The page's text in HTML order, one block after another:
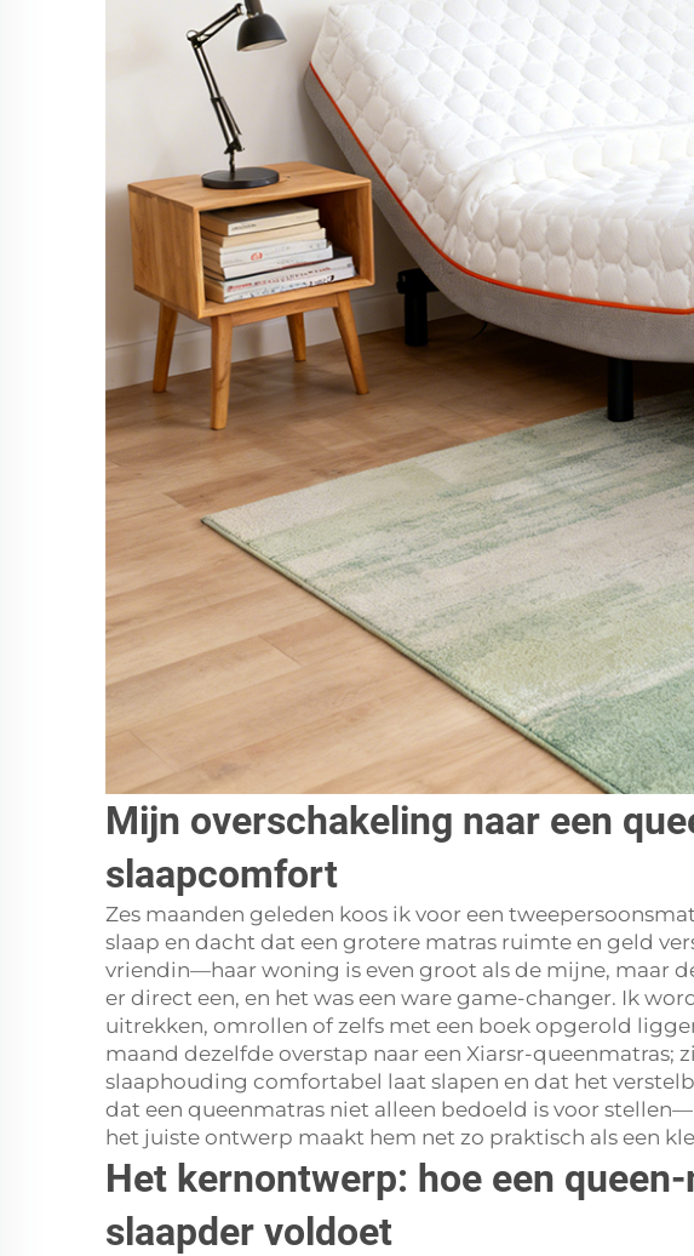
Mijn overschakeling naar een
slaapcomfort
Zes maanden geleden koos ik voor een
slaap en dacht dat een grotere matras ruimte en geld
vriendin—haar woning is even groot als de mijne, maar
er direct een, en het was een ware game-changer. Ik
uitrekken, omrollen of zelfs met een boek opgerold
maand dezelfde overstap naar een Xiarsr-
slaaphouding comfortabel laat slapen en dat het
dat een queenmatras niet alleen bedoeld is voor
het juiste ontwerp maakt hem net zo praktisch als een
Het kernontwerp: hoe een
slaapder voldoet